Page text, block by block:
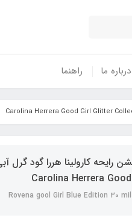
درباره ما راهنما
رایحه کارولینا هررا گود گرل
Rovena gool Girl Blue Edition 30